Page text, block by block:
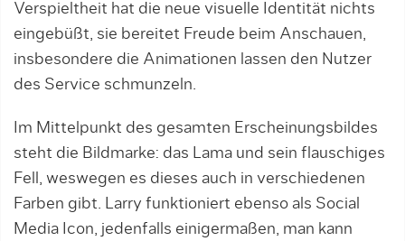
Verspieltheit hat die neue visuelle Identität nichts
eingebüßt, sie bereitet Freude beim Anschauen,
insbesondere die Animationen lassen den Nutzer
des Service schmunzeln.
Im Mittelpunkt des gesamten Erscheinungsbildes
steht die Bildmarke: das Lama und sein flauschiges
Fell, weswegen es dieses auch in verschiedenen
Farben gibt. Larry funktioniert ebenso als Social
Media Icon, jedenfalls einigermaßen, man kann